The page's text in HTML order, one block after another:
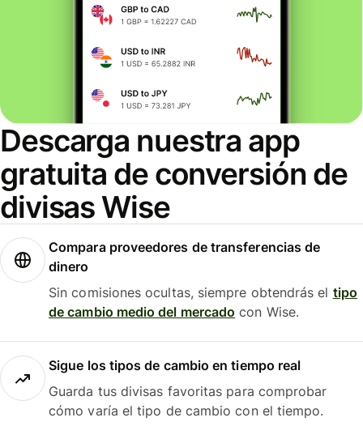
Descarga nuestra app
gratuita de conversión de
divisas Wise
Compara proveedores de transferencias de
dinero
Sin comisiones ocultas, siempre obtendrás el tipo
de cambio medio del mercado con Wise.
Sigue los tipos de cambio en tiempo real
Guarda tus divisas favoritas para comprobar
cómo varía el tipo de cambio con el tiempo.